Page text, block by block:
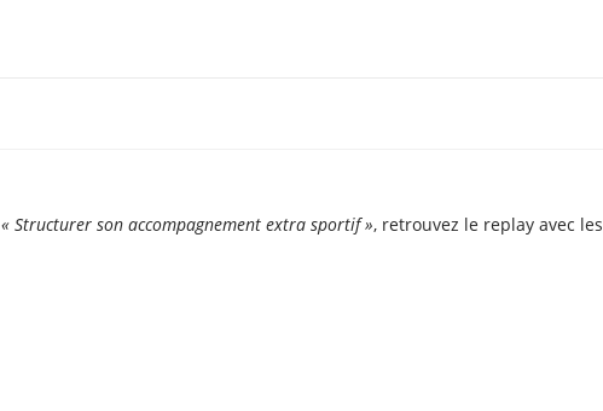
« Structurer son accompagnement extra sportif », retrouvez le replay avec les